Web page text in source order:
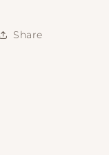
Share